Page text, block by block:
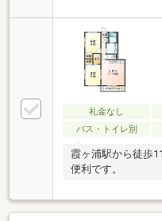
礼金なし
バス・トイレ別
霞ヶ浦駅から徒歩
便利です。